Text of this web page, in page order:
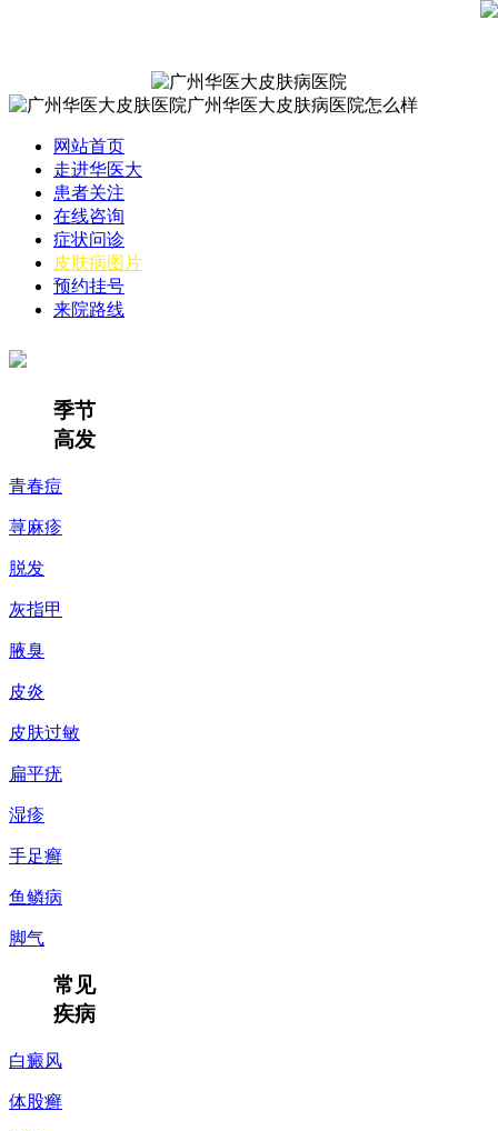
网站首页
走进华医大
患者关注
在线咨询
症状问诊
皮肤病图片
预约挂号
来院路线
季节
高发
青春痘
荨麻疹
脱发
灰指甲
腋臭
皮炎
皮肤过敏
扁平疣
湿疹
手足癣
鱼鳞病
脚气
常见
疾病
白癜风
体股癣